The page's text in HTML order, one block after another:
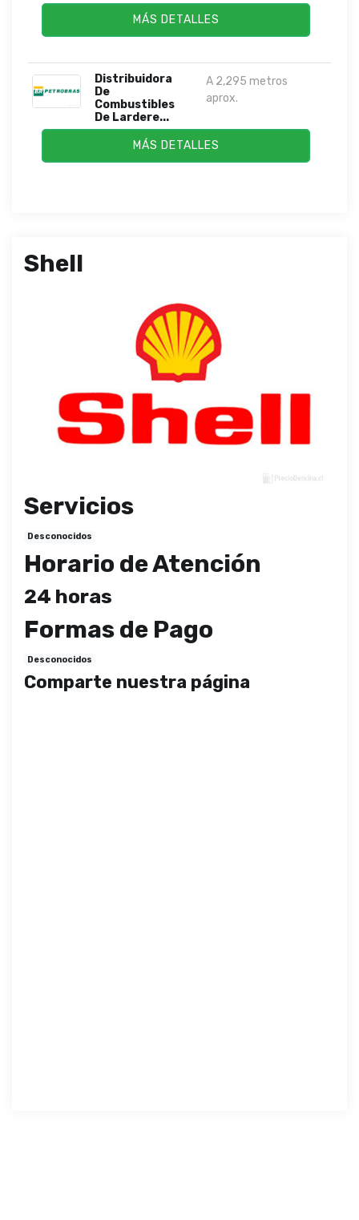
MÁS DETALLES
Distribuidora
De
Combustibles
De Lardere...
A 2,295 metros
aprox.
MÁS DETALLES
Shell
Servicios
Desconocidos
Horario de Atención
24 horas
Formas de Pago
Desconocidos
Comparte nuestra página